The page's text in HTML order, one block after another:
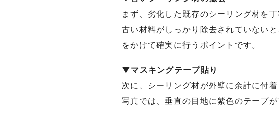
まず、劣化した既存のシーリング材を
古い材料がしっかり除去されていない
をかけて確実に行うポイントです。
▼マスキングテープ貼り
次に、シーリング材が外壁に余計に付
写真では、垂直の目地に紫色のテープ